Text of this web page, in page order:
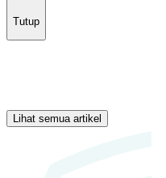
Tutup
Lihat semua artikel